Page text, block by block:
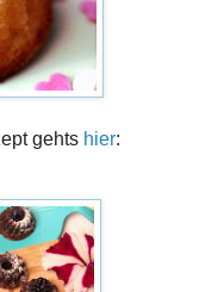
gehts hier: